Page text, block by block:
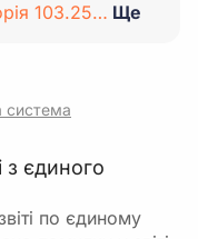
103.25… Ще
з єдиного
по єдиному